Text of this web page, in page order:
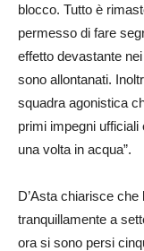
blocco. Tutto è
permesso di fare
effetto devastante
sono allontanati.
squadra agonistica
primi impegni ufficiali
una volta in acqua”.
D’Asta chiarisce
tranquillamente a
ora si sono persi